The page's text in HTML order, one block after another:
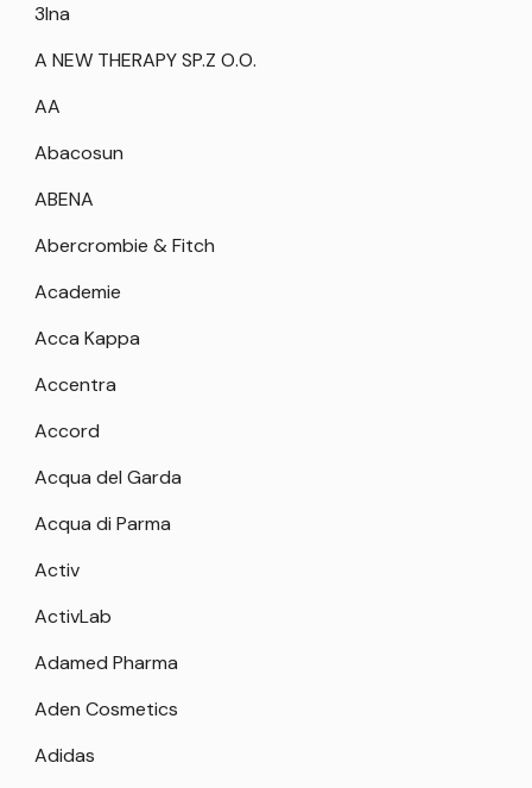
3Ina
A NEW THERAPY SP.Z O.O.
AA
Abacosun
ABENA
Abercrombie & Fitch
Academie
Acca Kappa
Accentra
Accord
Acqua del Garda
Acqua di Parma
Activ
ActivLab
Adamed Pharma
Aden Cosmetics
Adidas